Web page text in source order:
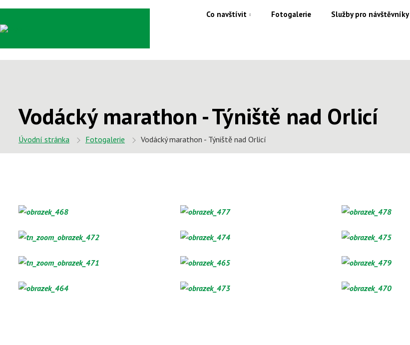
Co navštívit Fotogalerie Služby pro návštěvníky
Vodácký marathon - Týniště nad Orlicí
Úvodní stránka Fotogalerie Vodácký marathon - Týniště nad Orlicí